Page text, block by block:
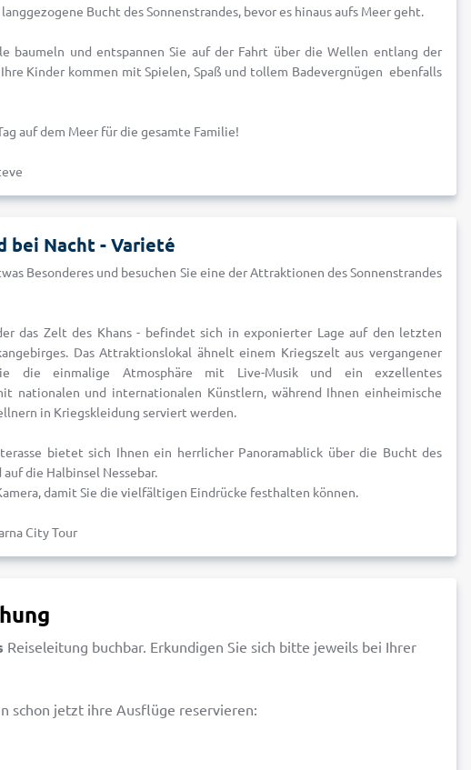
Bucht des Sonnenstrandes, bevor es hinaus aufs Meer geht.
baumeln und entspannen Sie auf der Fahrt über die Wellen entlang der
Kinder kommen mit Spielen, Spaß und tollem Badevergnügen ebenfalls
auf dem Meer für die gesamte Familie!
bei Nacht - Varieté
Besonderes und besuchen Sie eine der Attraktionen des Sonnenstrandes
das Zelt des Khans - befindet sich in exponierter Lage auf den letzten
Das Attraktionslokal ähnelt einem Kriegszelt aus vergangener
die einmalige Atmosphäre mit Live-Musik und ein exzellentes
nationalen und internationalen Künstlern, während Ihnen einheimische
in Kriegskleidung serviert werden.
bietet sich Ihnen ein herrlicher Panoramablick über die Bucht des
die Halbinsel Nessebar.
damit Sie die vielfältigen Eindrücke festhalten können.
City Tour
Reiseleitung buchbar. Erkundigen Sie sich bitte jeweils bei Ihrer
schon jetzt ihre Ausflüge reservieren: